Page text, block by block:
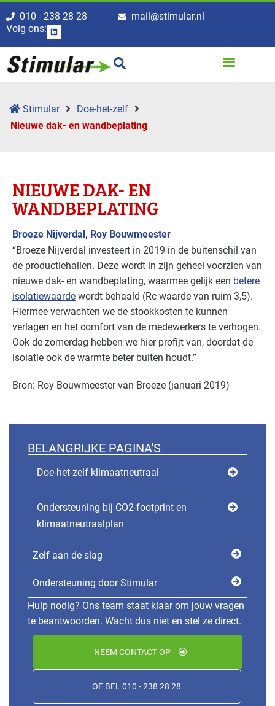
010 - 238 28 28
mail@stimular.nl
Volg ons:
Stimular
Doe-het-zelf
Nieuwe dak- en wandbeplating
NIEUWE DAK- EN
WANDBEPLATING
Broeze Nijverdal, Roy Bouwmeester
“Broeze Nijverdal investeert in 2019 in de buitenschil van
de productiehallen. Deze wordt in zijn geheel voorzien van
nieuwe dak- en wandbeplating, waarmee gelijk een betere
isolatiewaarde wordt behaald (Rc waarde van ruim 3,5).
Hiermee verwachten we de stookkosten te kunnen
verlagen en het comfort van de medewerkers te verhogen.
Ook de zomerdag hebben we hier profijt van, doordat de
isolatie ook de warmte beter buiten houdt.”
Bron: Roy Bouwmeester van Broeze (januari 2019)
BELANGRIJKE PAGINA'S
Doe-het-zelf klimaatneutraal
Ondersteuning bij CO2-footprint en
klimaatneutraalplan
Zelf aan de slag
Ondersteuning door Stimular
Hulp nodig? Ons team staat klaar om jouw vragen
te beantwoorden. Wacht dus niet en stel ze direct.
NEEM CONTACT OP
OF BEL 010 - 238 28 28